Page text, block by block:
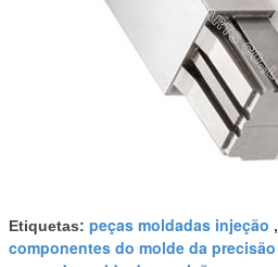
Etiquetas: peças moldadas injeção ,
componentes do molde da precisão